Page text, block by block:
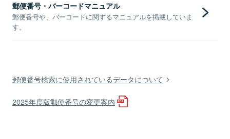
郵便番号・バーコードマニュアル
郵便番号や、バーコードに関するマニュアルを掲載していま
す。
郵便番号検索に使用されているデータについて
2025年度版郵便番号の変更案内